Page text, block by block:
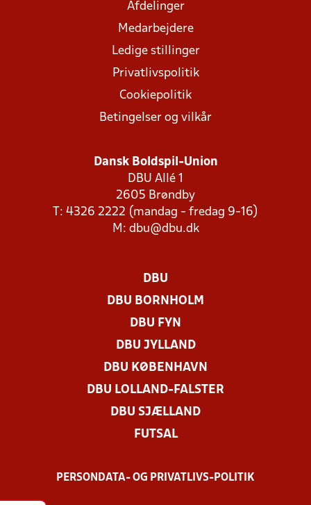
Afdelinger
Medarbejdere
Ledige stillinger
Privatlivspolitik
Cookiepolitik
Betingelser og vilkår
Dansk Boldspil-Union
DBU Allé 1
2605 Brøndby
T: 4326 2222 (mandag - fredag 9-16)
M: dbu@dbu.dk
DBU
DBU BORNHOLM
DBU FYN
DBU JYLLAND
DBU KØBENHAVN
DBU LOLLAND-FALSTER
DBU SJÆLLAND
FUTSAL
PERSONDATA- OG PRIVATLIVS-POLITIK